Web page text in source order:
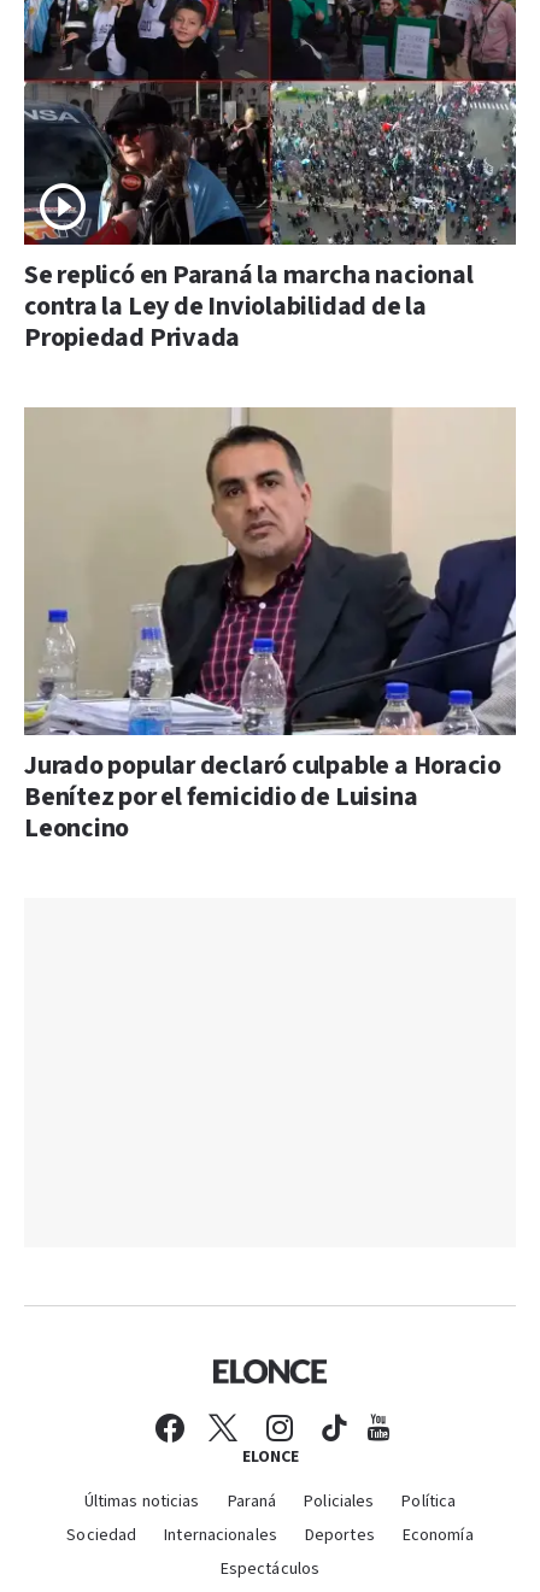
Se replicó en Paraná la marcha nacional
contra la Ley de Inviolabilidad de la
Propiedad Privada
Jurado popular declaró culpable a Horacio
Benítez por el femicidio de Luisina
Leoncino
ELONCE
Últimas noticias Paraná Policiales
Política
Sociedad
Internacionales Deportes
Economía
Espectáculos